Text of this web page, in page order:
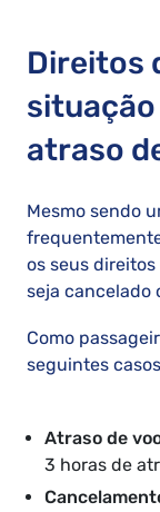
Direitos
atraso
Mesmo sendo
os seus
seja cancelado
Como
seguintes
Atraso de
3 horas de